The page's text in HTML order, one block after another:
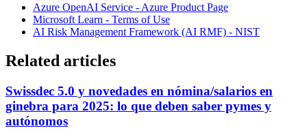
Azure OpenAI Service - Azure Product Page
Microsoft Learn - Terms of Use
AI Risk Management Framework (AI RMF) - NIST
Related articles
Swissdec 5.0 y novedades en nómina/salarios en
ginebra para 2025: lo que deben saber pymes y
autónomos